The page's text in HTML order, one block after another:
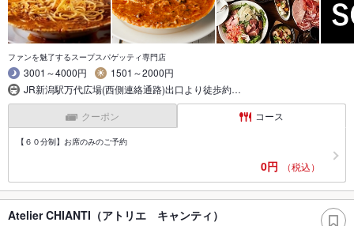
ファンを魅了するスープスパゲッティ専門店
3001～4000円
1501～2000円
JR新潟駅万代広場(西側連絡通路)出口より徒歩約…
クーポン コース
【６０分制】お席のみのご予約
0円 （税込）
Atelier CHIANTI（アトリエ キャンティ）